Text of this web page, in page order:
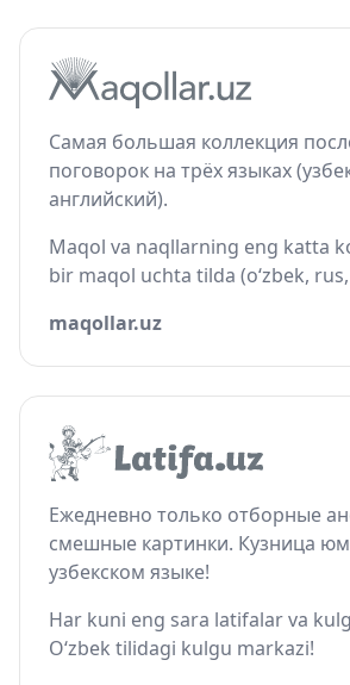
Самая большая коллекция
поговорок на трёх языках
английский).
Maqol va naqllarning eng katta
bir maqol uchta tilda (o‘zbek,
maqollar.uz
Ежедневно только отборные
смешные картинки. Кузница
узбекском языке!
Har kuni eng sara latifalar va
O‘zbek tilidagi kulgu markazi!